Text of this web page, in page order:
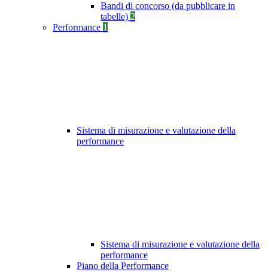
Bandi di concorso (da pubblicare in
tabelle) 2
Performance 1
Sistema di misurazione e valutazione della
performance
Sistema di misurazione e valutazione della
performance
Piano della Performance